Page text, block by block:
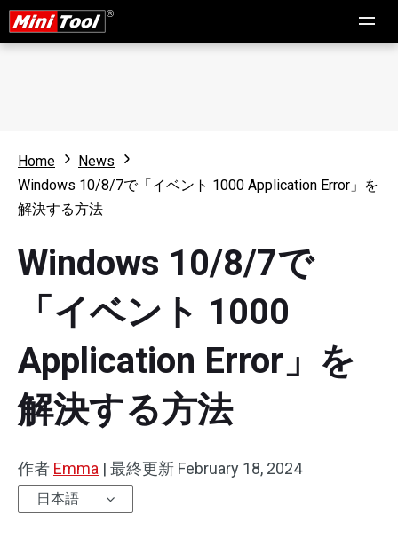
Home
News
Windows 10/8/7で「イベント 1000 Application Error」を
解決する方法
Windows 10/8/7で
「イベント 1000
Application Error」を
解決する方法
作者 Emma | 最終更新 February 18, 2024
日本語